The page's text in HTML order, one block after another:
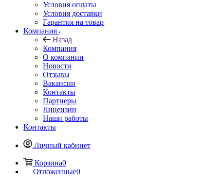
Условия оплаты
Условия доставки
Гарантия на товар
Компания
Назад
Компания
О компании
Новости
Отзывы
Вакансии
Контакты
Партнеры
Лицензии
Наши работы
Контакты
Личный кабинет
Корзина0
Отложенные0